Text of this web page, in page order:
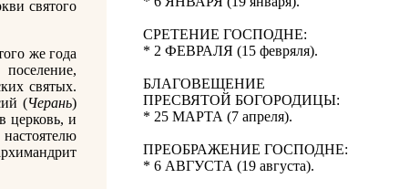
святого
же года
святых.
(Черань)
церковь, и
СРЕТЕНИЕ ГОСПОДНЕ:
* 2 ФЕВРАЛЯ (15 февряля).
БЛАГОВЕЩЕНИЕ
ПРЕСВЯТОЙ БОГОРОДИЦЫ:
* 25 МАРТА (7 апреля).
ПРЕОБРАЖЕНИЕ ГОСПОДНЕ:
* 6 АВГУСТА (19 августа).